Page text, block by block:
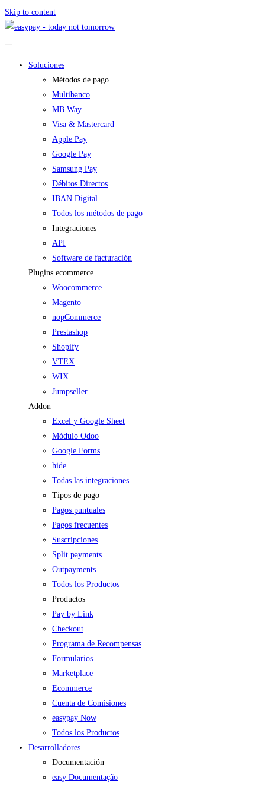
Skip to content
Soluciones
Métodos de pago
Multibanco
MB Way
Visa & Mastercard
Apple Pay
Google Pay
Samsung Pay
Débitos Directos
IBAN Digital
Todos los métodos de pago
Integraciones
API
Software de facturación
Plugins ecommerce
Woocommerce
Magento
nopCommerce
Prestashop
Shopify
VTEX
WIX
Jumpseller
Addon
Excel y Google Sheet
Módulo Odoo
Google Forms
hide
Todas las integraciones
Tipos de pago
Pagos puntuales
Pagos frecuentes
Suscripciones
Split payments
Outpayments
Todos los Productos
Productos
Pay by Link
Checkout
Programa de Recompensas
Formularios
Marketplace
Ecommerce
Cuenta de Comisiones
easypay Now
Todos los Productos
Desarrolladores
Documentación
easy Documentação